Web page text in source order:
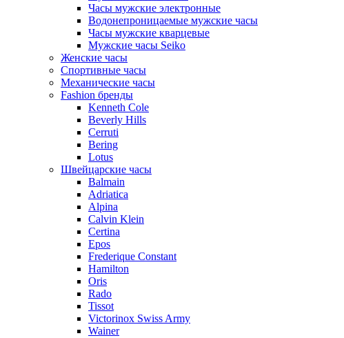
Часы мужские электронные
Водонепроницаемые мужские часы
Часы мужские кварцевые
Мужские часы Seiko
Женские часы
Спортивные часы
Механические часы
Fashion бренды
Kenneth Cole
Beverly Hills
Cerruti
Bering
Lotus
Швейцарские часы
Balmain
Adriatica
Alpina
Calvin Klein
Certina
Epos
Frederique Constant
Hamilton
Oris
Rado
Tissot
Victorinox Swiss Army
Wainer